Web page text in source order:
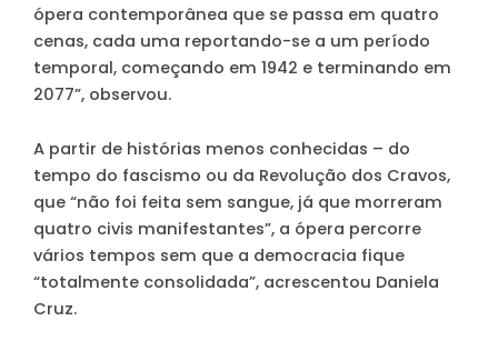
ópera contemporânea que se passa em quatro
cenas, cada uma reportando-se a um período
temporal, começando em 1942 e terminando em
2077”, observou.
A partir de histórias menos conhecidas – do
tempo do fascismo ou da Revolução dos Cravos,
que “não foi feita sem sangue, já que morreram
quatro civis manifestantes”, a ópera percorre
vários tempos sem que a democracia fique
“totalmente consolidada”, acrescentou Daniela
Cruz.